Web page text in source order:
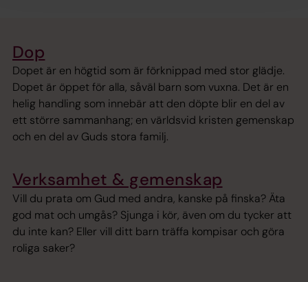
Dop
Dopet är en högtid som är förknippad med stor glädje.
Dopet är öppet för alla, såväl barn som vuxna. Det är en
helig handling som innebär att den döpte blir en del av
ett större sammanhang; en världsvid kristen gemenskap
och en del av Guds stora familj.
Verksamhet & gemenskap
Vill du prata om Gud med andra, kanske på finska? Äta
god mat och umgås? Sjunga i kör, även om du tycker att
du inte kan? Eller vill ditt barn träffa kompisar och göra
roliga saker?